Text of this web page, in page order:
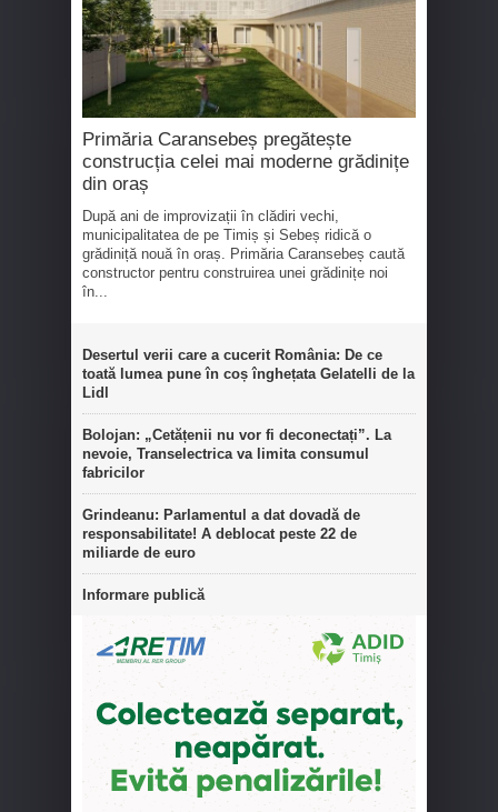
Primăria Caransebeș pregătește
construcția celei mai moderne grădinițe
din oraș
După ani de improvizații în clădiri vechi,
municipalitatea de pe Timiș și Sebeș ridică o
grădiniță nouă în oraș. Primăria Caransebeș caută
constructor pentru construirea unei grădinițe noi
în...
Desertul verii care a cucerit România: De ce
toată lumea pune în coș înghețata Gelatelli de la
Lidl
Bolojan: „Cetățenii nu vor fi deconectați”. La
nevoie, Transelectrica va limita consumul
fabricilor
Grindeanu: Parlamentul a dat dovadă de
responsabilitate! A deblocat peste 22 de
miliarde de euro
Informare publică